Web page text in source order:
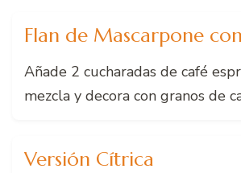
Flan de Mascarpone
Añade 2 cucharadas de café
mezcla y decora con granos de
Versión Cítrica